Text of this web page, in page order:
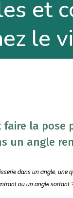
et
le
faire la pose
un angle
dans un angle, une
ou un angle sortant